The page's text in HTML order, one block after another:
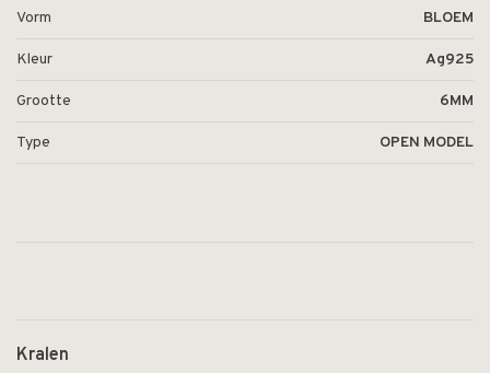
Vorm BLOEM
Kleur Ag925
Grootte 6MM
Type OPEN MODEL
Kralen